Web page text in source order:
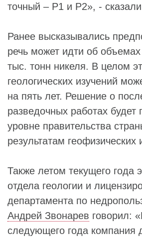
точный – P1 и P2», -
Ранее высказывались
речь может идти об
тыс. тонн никеля. В целом
геологических изучений
на пять лет. Решение о
разведочных работах будет
уровне правительства
результатам геофизических
Также летом текущего года
отдела геологии и
департамента по
Андрей Звонарев говорил:
следующего года компания